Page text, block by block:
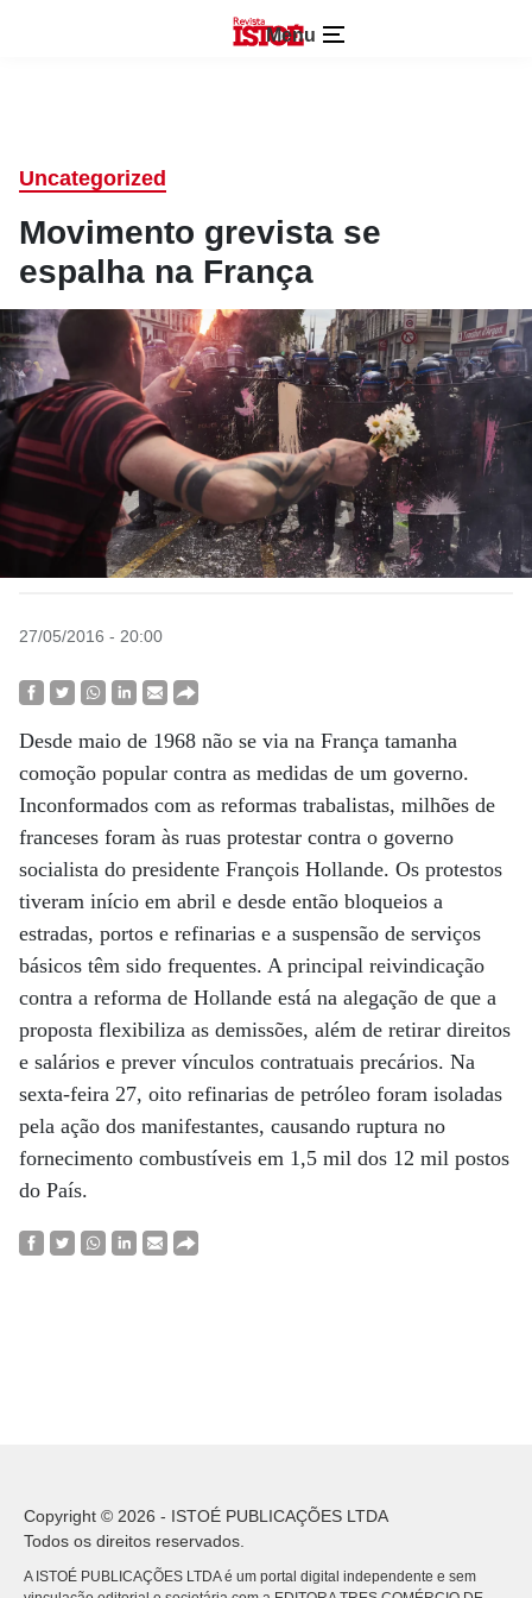
Menu
Uncategorized
Movimento grevista se
espalha na França
27/05/2016 - 20:00
Desde maio de 1968 não se via na França tamanha
comoção popular contra as medidas de um governo.
Inconformados com as reformas trabalistas, milhões de
franceses foram às ruas protestar contra o governo
socialista do presidente François Hollande. Os protestos
tiveram início em abril e desde então bloqueios a
estradas, portos e refinarias e a suspensão de serviços
básicos têm sido frequentes. A principal reivindicação
contra a reforma de Hollande está na alegação de que a
proposta flexibiliza as demissões, além de retirar direitos
e salários e prever vínculos contratuais precários. Na
sexta-feira 27, oito refinarias de petróleo foram isoladas
pela ação dos manifestantes, causando ruptura no
fornecimento combustíveis em 1,5 mil dos 12 mil postos
do País.
Copyright © 2026 - ISTOÉ PUBLICAÇÕES LTDA
Todos os direitos reservados.
A ISTOÉ PUBLICAÇÕES LTDA é um portal digital independente e sem